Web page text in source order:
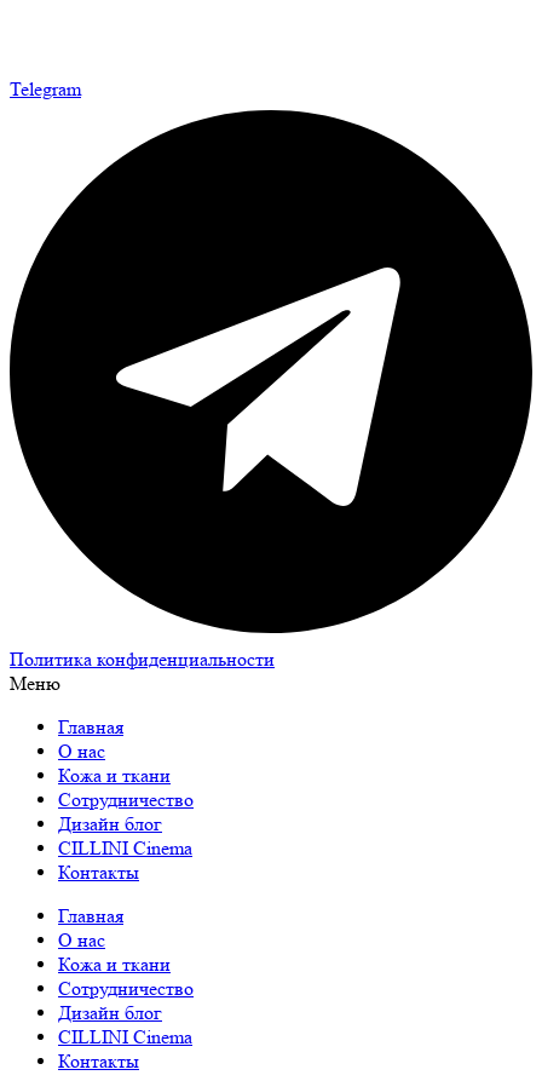
Telegram
Политика конфиденциальности
Меню
Главная
О нас
Кожа и ткани
Сотрудничество
Дизайн блог
CILLINI Cinema
Контакты
Главная
О нас
Кожа и ткани
Сотрудничество
Дизайн блог
CILLINI Cinema
Контакты